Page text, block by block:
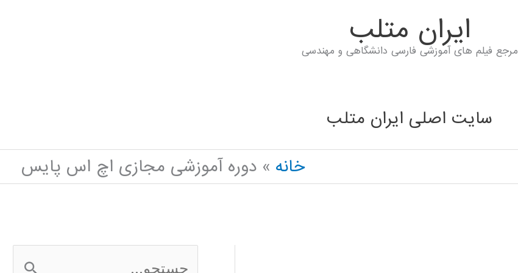
ايران متلب
مرجع فیلم های آموزشی فارسی دانشگاهی و مهندسی
سایت اصلی ایران متلب
خانه
دوره آموزشی مجازی اچ اس پایس